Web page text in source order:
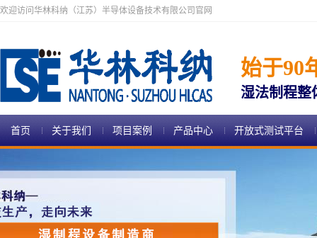
欢迎访问华林科纳（江苏）半导体设备技术有限公司官网
始于90
湿法制程整
首页 关于我们 项目案例 产品中心 开放式测试平台